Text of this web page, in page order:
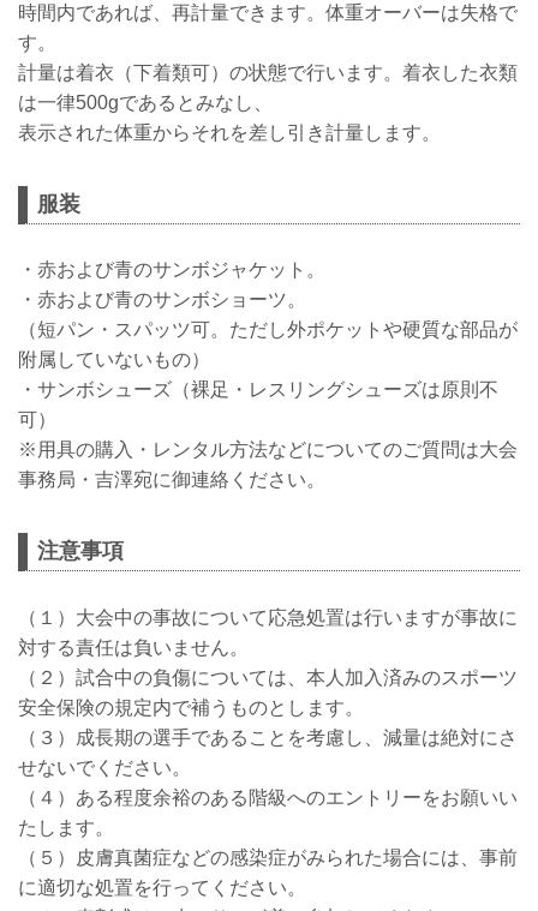
時間内であれば、再計量できます。体重オーバーは失格で
す。
計量は着衣（下着類可）の状態で行います。着衣した衣類
は一律500gであるとみなし、
表示された体重からそれを差し引き計量します。
服装
・赤および青のサンボジャケット。
・赤および青のサンボショーツ。
（短パン・スパッツ可。ただし外ポケットや硬質な部品が
附属していないもの）
・サンボシューズ（裸足・レスリングシューズは原則不
可）
※用具の購入・レンタル方法などについてのご質問は大会
事務局・吉澤宛に御連絡ください。
注意事項
（１）大会中の事故について応急処置は行いますが事故に
対する責任は負いません。
（２）試合中の負傷については、本人加入済みのスポーツ
安全保険の規定内で補うものとします。
（３）成長期の選手であることを考慮し、減量は絶対にさ
せないでください。
（４）ある程度余裕のある階級へのエントリーをお願いい
たします。
（５）皮膚真菌症などの感染症がみられた場合には、事前
に適切な処置を行ってください。